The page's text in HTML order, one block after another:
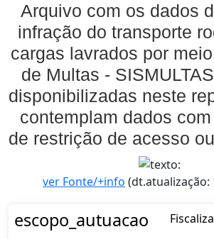
Arquivo com os dados
infração do transporte
cargas lavrados por
de Multas -
disponibilizadas neste
contemplam dados
de restrição de acesso
ver Fonte/+info (dt.atualização:
escopo_autuacao